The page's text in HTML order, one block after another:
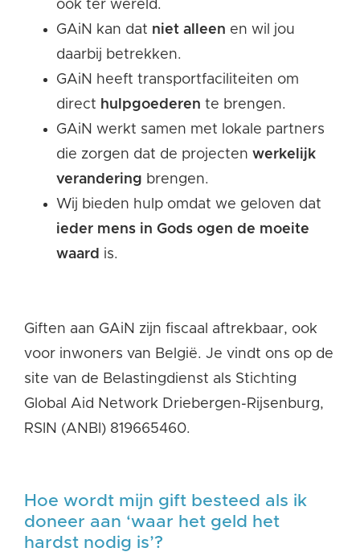
ook ter wereld.
GAiN kan dat niet alleen en wil jou
daarbij betrekken.
GAiN heeft transportfaciliteiten om
direct hulpgoederen te brengen.
GAiN werkt samen met lokale partners
die zorgen dat de projecten werkelijk
verandering brengen.
Wij bieden hulp omdat we geloven dat
ieder mens in Gods ogen de moeite
waard is.
Giften aan GAiN zijn fiscaal aftrekbaar, ook
voor inwoners van België. Je vindt ons op de
site van de Belastingdienst als Stichting
Global Aid Network Driebergen-Rijsenburg,
RSIN (ANBI) 819665460.
Hoe wordt mijn gift besteed als ik
doneer aan ‘waar het geld het
hardst nodig is’?